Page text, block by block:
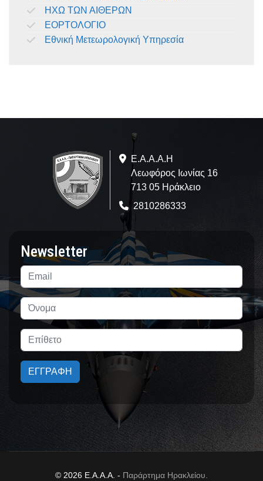
ΗΧΩ ΤΩΝ ΑΙΘΕΡΩΝ
ΕΟΡΤΟΛΟΓΙΟ
Εθνική Μετεωρολογική Υπηρεσία
Ε.A.Α.Α.Η
Λεωφόρος Ιωνίας 16
713 05 Ηράκλειο
2810286333
Newsletter
ΕΓΓΡΑΦΗ
© 2026 Ε.Α.Α.Α. - Παράρτημα Ηρακλείου.